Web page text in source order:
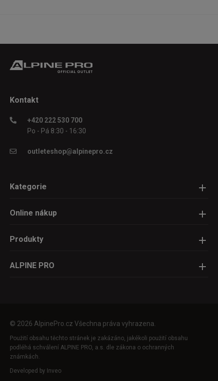
Kontakt
+420 222 530 700
Po - Pá 8:30 - 16:30
outleteshop@alpinepro.cz
Kategorie
Online nákup
Produkty
ALPINE PRO
© 2026 AlpinePro.cz Všechna práva vyhrazena.
Použití obsahu těchto stránek je zakázáno, jakékoli použití obsahu
podléhá schválení ALPINE PRO, a.s. dle zákona o ochranných
známkách.
Developed by Inveo